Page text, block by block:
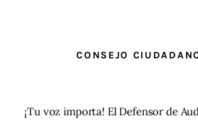
CONSEJO
¡Tu voz importa! El Defensor de